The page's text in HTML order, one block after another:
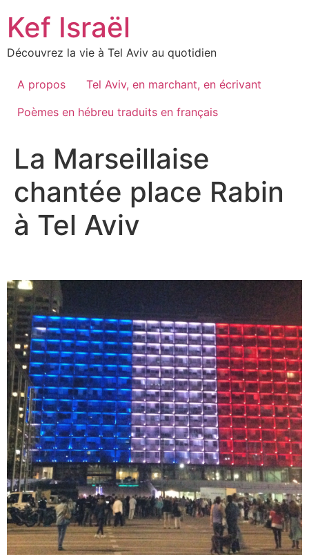
content
Kef Israël
Découvrez la vie à Tel Aviv au quotidien
A propos
Tel Aviv, en marchant, en écrivant
Poèmes en hébreu traduits en français
La Marseillaise
chantée place Rabin
à Tel Aviv